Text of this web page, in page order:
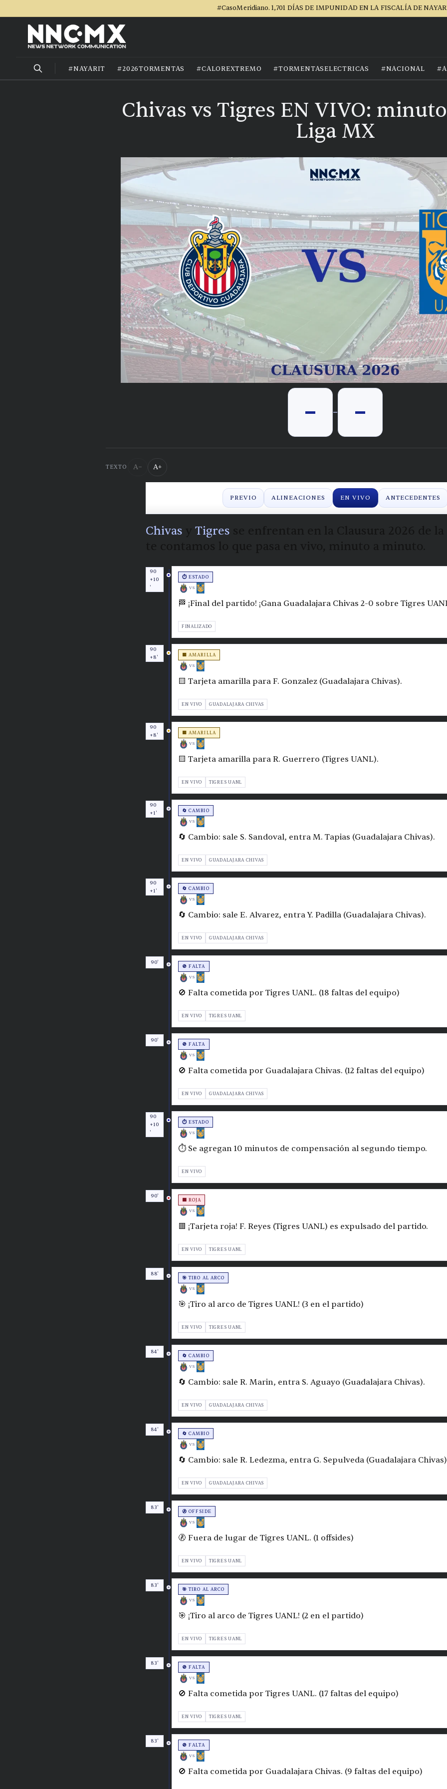
#CasoMeridiano. 1,701 DÍAS DE IMPUNIDAD EN LA FISCALÍA DE
#NAYARIT #2026TORMENTAS #CALOREXTREMO #TORMENTASELECTRICAS #NACIONAL
Chivas vs Tigres EN VIVO:
Liga MX
- - -
TEXTO A− A+
PREVIO ALINEACIONES EN VIVO ANTECEDENTES
Chivas Tigres
90
+10
'
⏱️ ESTADO
VS
🏁 ¡Final del partido! ¡Gana Guadalajara Chivas 2-0 sobre Tigres
FINALIZADO
90
+8'
🟨 AMARILLA
VS
🟨 Tarjeta amarilla para F. Gonzalez (Guadalajara Chivas).
EN VIVO GUADALAJARA CHIVAS
90
+8'
🟨 AMARILLA
VS
🟨 Tarjeta amarilla para R. Guerrero (Tigres UANL).
EN VIVO TIGRES UANL
90
+1'
🔄 CAMBIO
VS
🔄 Cambio: sale S. Sandoval, entra M. Tapias (Guadalajara Chivas).
EN VIVO GUADALAJARA CHIVAS
90
+1'
🔄 CAMBIO
VS
🔄 Cambio: sale E. Alvarez, entra Y. Padilla (Guadalajara Chivas).
EN VIVO GUADALAJARA CHIVAS
90'
🚫 FALTA
VS
🚫 Falta cometida por Tigres UANL. (18 faltas del equipo)
EN VIVO TIGRES UANL
90'
🚫 FALTA
VS
🚫 Falta cometida por Guadalajara Chivas. (12 faltas del equipo)
EN VIVO GUADALAJARA CHIVAS
90
+10
'
⏱️ ESTADO
VS
⏱️ Se agregan 10 minutos de compensación al segundo tiempo.
EN VIVO
90'
🟥 ROJA
VS
🟥 ¡Tarjeta roja! F. Reyes (Tigres UANL) es expulsado del partido.
EN VIVO TIGRES UANL
88'
🎯 TIRO AL ARCO
VS
🎯 ¡Tiro al arco de Tigres UANL! (3 en el partido)
EN VIVO TIGRES UANL
84'
🔄 CAMBIO
VS
🔄 Cambio: sale R. Marin, entra S. Aguayo (Guadalajara Chivas).
EN VIVO GUADALAJARA CHIVAS
84'
🔄 CAMBIO
VS
🔄 Cambio: sale R. Ledezma, entra G. Sepulveda (Guadalajara
EN VIVO GUADALAJARA CHIVAS
83'
🚷 OFFSIDE
VS
🚷 Fuera de lugar de Tigres UANL. (1 offsides)
EN VIVO TIGRES UANL
83'
🎯 TIRO AL ARCO
VS
🎯 ¡Tiro al arco de Tigres UANL! (2 en el partido)
EN VIVO TIGRES UANL
83'
🚫 FALTA
VS
🚫 Falta cometida por Tigres UANL. (17 faltas del equipo)
EN VIVO TIGRES UANL
83'
🚫 FALTA
VS
🚫 Falta cometida por Guadalajara Chivas. (9 faltas del equipo)